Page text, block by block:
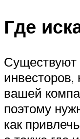
Где
Существуют
инвесторов,
вашей
поэтому
как